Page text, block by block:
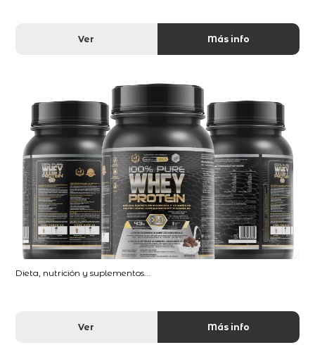
Ver Más info
Dieta, nutrición y suplementos...
Ver Más info